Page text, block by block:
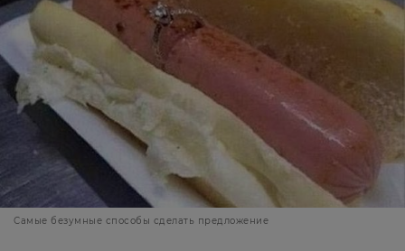
Самые безумные способы сделать предложение